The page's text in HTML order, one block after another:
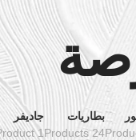
بطاريات
24 Products
جاديفر
1 Product